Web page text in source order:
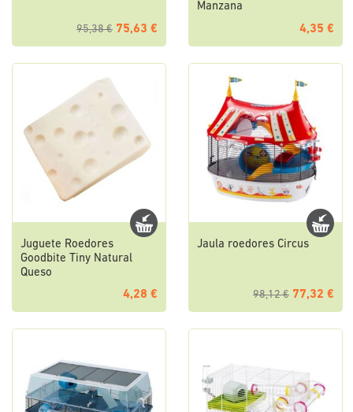
95,38 € 75,63 €
Manzana
4,35 €
Juguete Roedores
Goodbite Tiny Natural
Queso
4,28 €
Jaula roedores Circus
98,12 € 77,32 €